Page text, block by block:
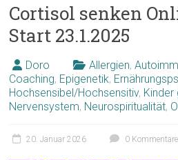
Cortisol senken
Start 23.1.2025
Doro Allergien,
Coaching, Epigenetik,
Hochsensibel/Hochsensitiv, Kinder
Nervensystem, Neurospiritualität,
20. Januar 2026 0 Kommentare